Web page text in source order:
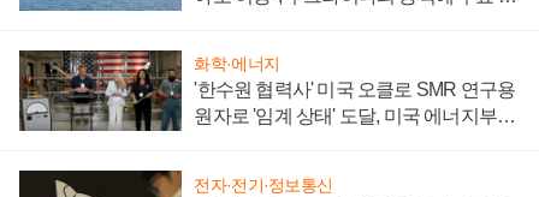
화학·에너지
'한수원 협력사' 미국 오클로 SMR 연구용
원자로 '임계 상태' 도달, 미국 에너지부
전자·전기·정보통신